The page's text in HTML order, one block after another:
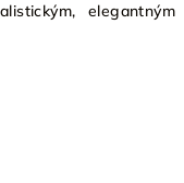
elegantným